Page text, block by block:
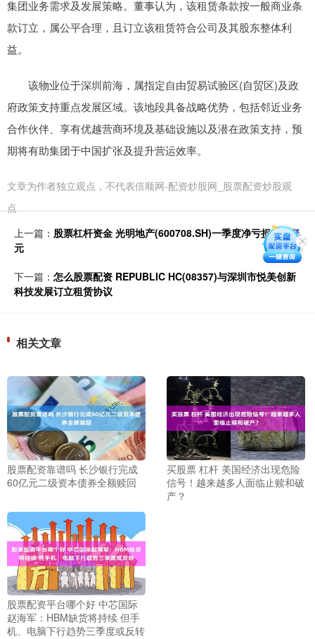
集团业务需求及发展策略。董事认为，该租赁条款按一般商业条
款订立，属公平合理，且订立该租赁符合公司及其股东整体利
益。
该物业位于深圳前海，属指定自由贸易试验区(自贸区)及政
府政策支持重点发展区域。该地段具备战略优势，包括邻近业务
合作伙伴、享有优越营商环境及基础设施以及潜在政策支持，预
期将有助集团于中国扩张及提升营运效率。
文章为作者独立观点，不代表倍顺网-配资炒股网_股票配资炒股观
点
上一篇： 股票杠杆资金 光明地产(600708.SH)一季度净亏损2.34亿
元
下一篇： 怎么股票配资 REPUBLIC HC(08357)与深圳市悦美创新
科技发展订立租赁协议
相关文章
股票配资靠谱吗 长沙银行完成
60亿元二级资本债券全额赎回
买股票 杠杆 美国经济出现危险
信号！越来越多人面临止赎和破
产？
股票配资平台哪个好 中芯国际
赵海军：HBM缺货将持续 但手
机、电脑下行趋势三季度或反转